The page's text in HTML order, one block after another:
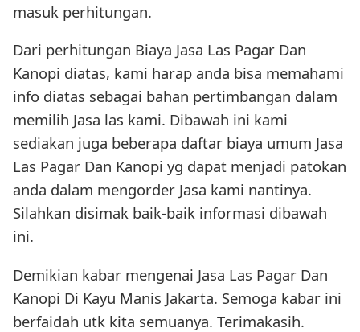
masuk perhitungan.
Dari perhitungan Biaya Jasa Las Pagar Dan
Kanopi diatas, kami harap anda bisa memahami
info diatas sebagai bahan pertimbangan dalam
memilih Jasa las kami. Dibawah ini kami
sediakan juga beberapa daftar biaya umum Jasa
Las Pagar Dan Kanopi yg dapat menjadi patokan
anda dalam mengorder Jasa kami nantinya.
Silahkan disimak baik-baik informasi dibawah
ini.
Demikian kabar mengenai Jasa Las Pagar Dan
Kanopi Di Kayu Manis Jakarta. Semoga kabar ini
berfaidah utk kita semuanya. Terimakasih.